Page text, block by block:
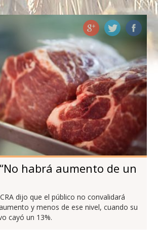
habrá aumento de un
dijo que el público no convalidará
y menos de ese nivel, cuando su
cayó un 13%.